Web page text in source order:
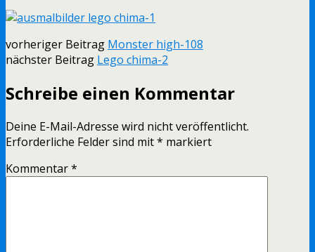
vorheriger Beitrag Monster high-108
nächster Beitrag Lego chima-2
Schreibe einen Kommentar
Deine E-Mail-Adresse wird nicht veröffentlicht.
Erforderliche Felder sind mit* markiert
Kommentar*